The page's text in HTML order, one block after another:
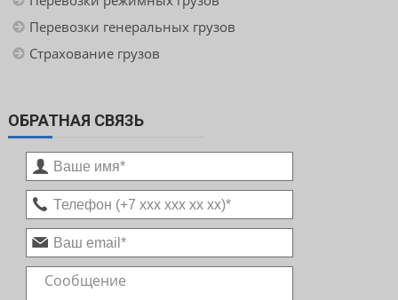
Перевозки генеральных грузов
Страхование грузов
ОБРАТНАЯ СВЯЗЬ